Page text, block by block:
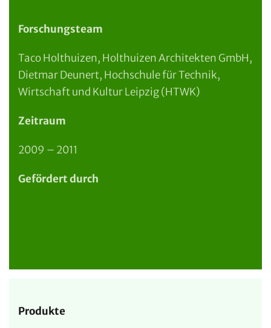
Forschungsteam
Taco Holthuizen, Holthuizen Architekten GmbH,
Dietmar Deunert, Hochschule für Technik,
Wirtschaft und Kultur Leipzig (HTWK)
Zeitraum
2009 – 2011
Gefördert durch
Produkte